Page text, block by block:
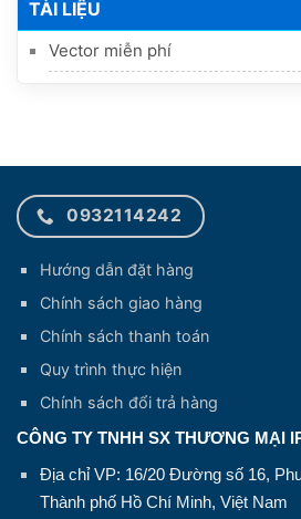
TÀI LIỆU
Vector miễn phí
0932114242
Hướng dẫn đặt hàng
Chính sách giao hàng
Chính sách thanh toán
Quy trình thực hiện
Chính sách đổi trả hàng
CÔNG TY TNHH SX THƯƠNG MẠI
Địa chỉ VP: 16/20 Đường số 16,
Thành phố Hồ Chí Minh, Việt Nam